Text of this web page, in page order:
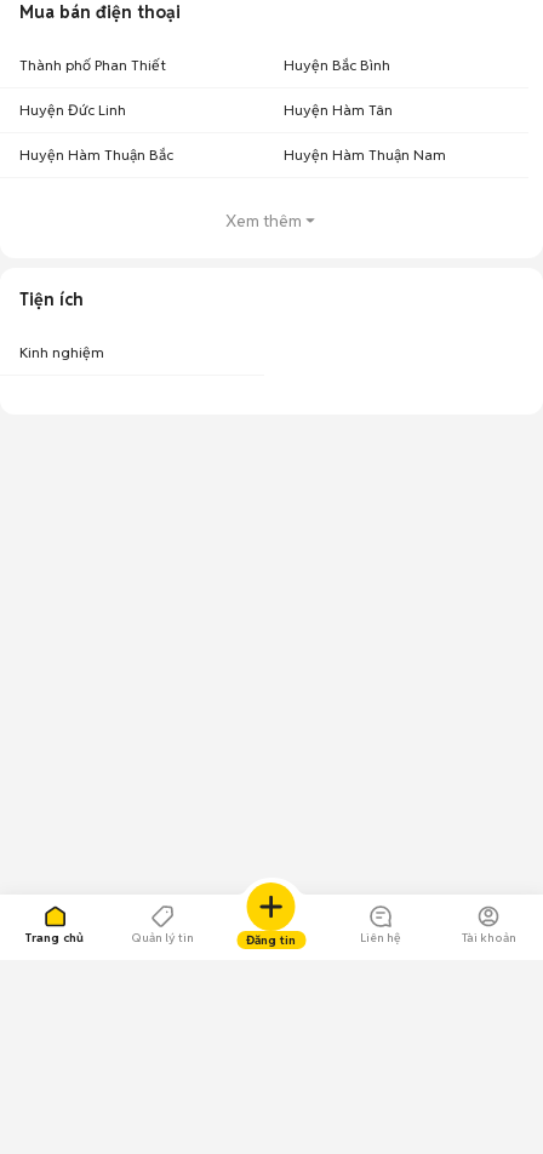
Trang chủ Quản lý tin Đăng tin Liên hệ Tài khoản
Mua bán điện thoại
Thành phố Phan Thiết Huyện Bắc Bình
Huyện Đức Linh Huyện Hàm Tân
Huyện Hàm Thuận Bắc Huyện Hàm Thuận Nam
Xem thêm
Tiện ích
Kinh nghiệm